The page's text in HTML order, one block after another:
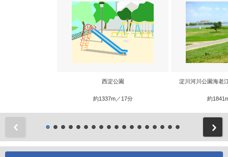
西淀公園
約1337m／17分
淀川河川公園海老
約